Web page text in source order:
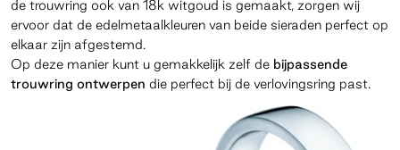
de trouwring ook van 18k witgoud is gemaakt, zorgen wij
ervoor dat de edelmetaalkleuren van beide sieraden perfect op
elkaar zijn afgestemd.
Op deze manier kunt u gemakkelijk zelf de bijpassende
trouwring ontwerpen die perfect bij de verlovingsring past.